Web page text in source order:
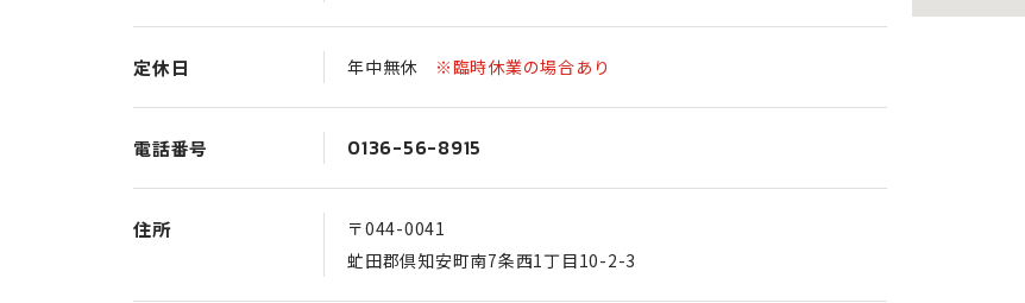
定休日 年中無休 ※臨時休業の場合あり
電話番号 0136-56-8915
住所
〒044-0041
虻田郡倶知安町南7条西1丁目10-2-3